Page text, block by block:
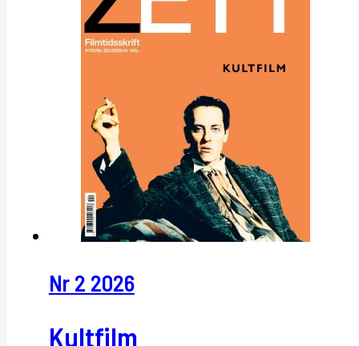
Nr 2 2026
Kultfilm